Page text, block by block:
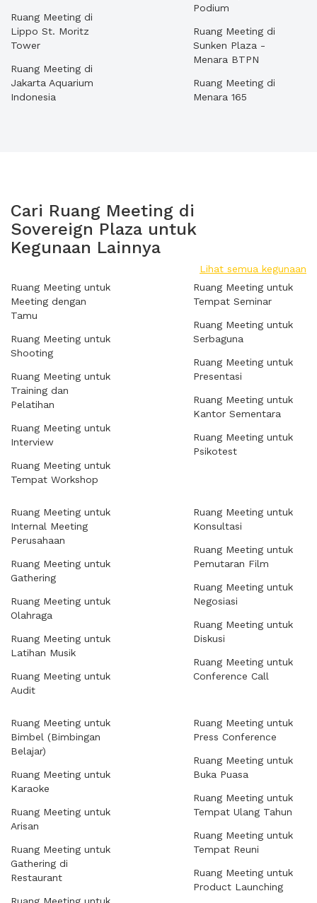
Ruang Meeting di
Lippo St. Moritz
Tower
Ruang Meeting di
Jakarta Aquarium
Indonesia
Podium
Ruang Meeting di
Sunken Plaza -
Menara BTPN
Ruang Meeting di
Menara 165
Cari Ruang Meeting di
Sovereign Plaza untuk
Kegunaan Lainnya
Lihat semua kegunaan
Ruang Meeting untuk
Meeting dengan
Tamu
Ruang Meeting untuk
Shooting
Ruang Meeting untuk
Training dan
Pelatihan
Ruang Meeting untuk
Interview
Ruang Meeting untuk
Tempat Workshop
Ruang Meeting untuk
Tempat Seminar
Ruang Meeting untuk
Serbaguna
Ruang Meeting untuk
Presentasi
Ruang Meeting untuk
Kantor Sementara
Ruang Meeting untuk
Psikotest
Ruang Meeting untuk
Internal Meeting
Perusahaan
Ruang Meeting untuk
Gathering
Ruang Meeting untuk
Olahraga
Ruang Meeting untuk
Latihan Musik
Ruang Meeting untuk
Audit
Ruang Meeting untuk
Konsultasi
Ruang Meeting untuk
Pemutaran Film
Ruang Meeting untuk
Negosiasi
Ruang Meeting untuk
Diskusi
Ruang Meeting untuk
Conference Call
Ruang Meeting untuk
Bimbel (Bimbingan
Belajar)
Ruang Meeting untuk
Karaoke
Ruang Meeting untuk
Arisan
Ruang Meeting untuk
Gathering di
Restaurant
Ruang Meeting untuk
Press Conference
Ruang Meeting untuk
Buka Puasa
Ruang Meeting untuk
Tempat Ulang Tahun
Ruang Meeting untuk
Tempat Reuni
Ruang Meeting untuk
Product Launching